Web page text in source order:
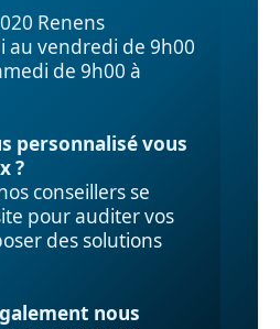
Renens
au vendredi de 9h00
de 9h00 à
personnalisé vous
?
conseillers se
pour auditer vos
des solutions
nous